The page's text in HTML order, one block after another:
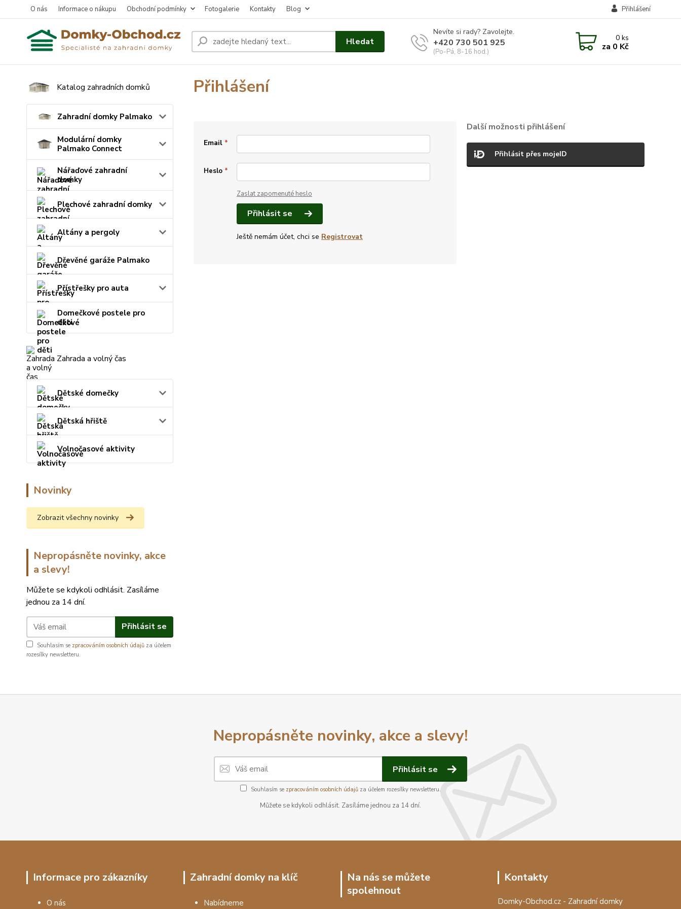
O nás Informace o nákupu Obchodní podmínky Fotogalerie Kontakty Blog Přihlášení
Hledat
Nevíte si rady? Zavolejte.
+420 730 501 925
(Po-Pá, 8-16 hod.)
0ks
za 0 Kč
Katalog zahradních domků
Zahradní domky Palmako
Modulární domky
Palmako Connect
Nářaďové zahradní
domky
Plechové zahradní domky
Altány a pergoly
Dřevěné garáže Palmako
Přístřešky pro auta
Domečkové postele pro
děti
Zahrada a volný čas
Dětské domečky
Dětská hřiště
Volnočasové aktivity
Novinky
Zobrazit všechny novinky
Nepropásněte novinky, akce
a slevy!
Můžete se kdykoli odhlásit. Zasíláme
jednou za 14 dní.
Přihlásit se
Souhlasím se zpracováním osobních údajů za účelem
rozesílky newsletteru.
Přihlášení
Email *
Heslo *
Zaslat zapomenuté heslo
Přihlásit se
Ještě nemám účet, chci se Registrovat
Další možnosti přihlášení
Přihlásit přes mojeID
Nepropásněte novinky, akce a slevy!
Přihlásit se
Souhlasím se zpracováním osobních údajů za účelem rozesílky newsletteru.
Můžete se kdykoli odhlásit. Zasíláme jednou za 14 dní.
Informace pro zákazníky
O nás
Zahradní domky na klíč
Nabídneme
Na nás se můžete
spolehnout
Kontakty
Domky-Obchod.cz - Zahradní domky